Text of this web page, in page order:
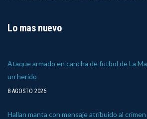
Lo mas nuevo
Ataque armado en cancha de futbol de La
un herido
8 AGOSTO 2026
Hallan manta con mensaje atribuido al